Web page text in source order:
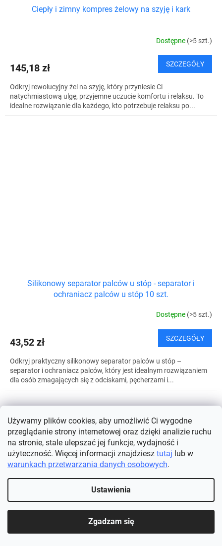
Używamy plików cookies, aby umożliwić Ci wygodne
przeglądanie strony internetowej oraz dzięki analizie ruchu
na stronie, stale ulepszać jej funkcje, wydajność i
użyteczność. Więcej informacji znajdziesz tutaj lub w
warunkach przetwarzania danych osobowych.
Ustawienia
Zgadzam się
Ciepły i zimny kompres żelowy na szyję i kark
Dostępne (>5 szt.)
145,18 zł SZCZEGÓŁY
Odkryj rewolucyjny żel na szyję, który przyniesie Ci
natychmiastową ulgę, przyjemne uczucie komfortu i relaksu. To
idealne rozwiązanie dla każdego, kto potrzebuje relaksu po...
Silikonowy separator palców u stóp - separator i
ochraniacz palców u stóp 10 szt.
Dostępne (>5 szt.)
43,52 zł SZCZEGÓŁY
Odkryj praktyczny silikonowy separator palców u stóp –
separator i ochraniacz palców, który jest idealnym rozwiązaniem
dla osób zmagających się z odciskami, pęcherzami i...